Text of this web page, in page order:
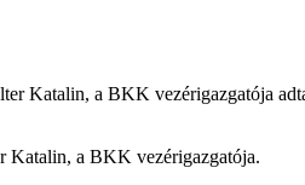
Katalin, a BKK vezérigazgatója
Katalin, a BKK vezérigazgatója.